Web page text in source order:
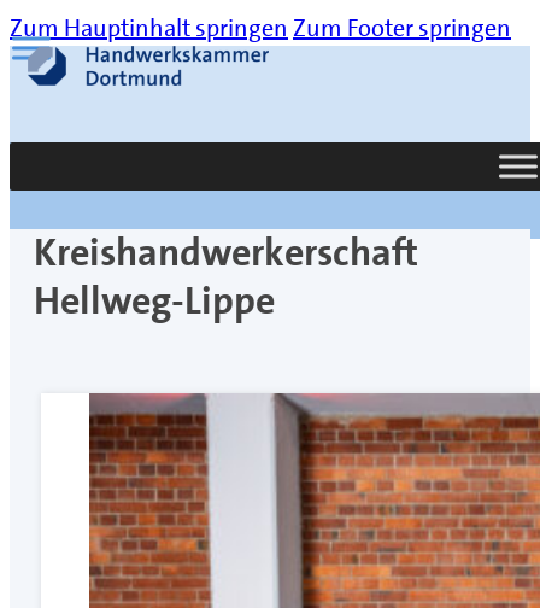
Zum Hauptinhalt springen Zum Footer springen
Suche
Kreishandwerkerschaft
Hellweg-Lippe